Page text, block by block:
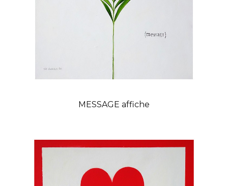
MESSAGE affiche